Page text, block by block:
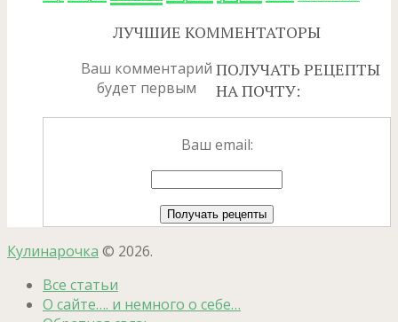
ЛУЧШИЕ КОММЕНТАТОРЫ
Ваш комментарий
будет первым
ПОЛУЧАТЬ РЕЦЕПТЫ
НА ПОЧТУ:
Ваш email:
Кулинарочка © 2026.
Все статьи
О сайте…. и немного о себе…